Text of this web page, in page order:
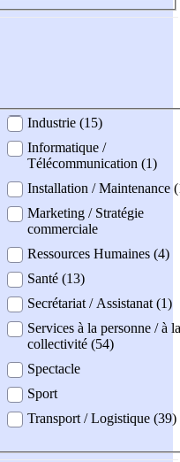
Industrie (15)
Informatique /
Télécommunication (1)
Installation / Maintenance
Marketing / Stratégie
commerciale
Ressources Humaines (4)
Santé (13)
Secrétariat / Assistanat (1)
Services à la personne / à la
collectivité (54)
Spectacle
Sport
Transport / Logistique (39)